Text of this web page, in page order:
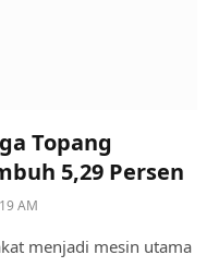
Topang
5,29 Persen
AM
menjadi mesin utama